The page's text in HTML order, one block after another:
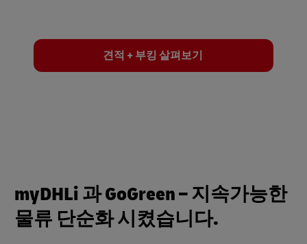
견적 + 부킹 살펴보기
myDHLi 과 GoGreen – 지속가능한
물류 단순화 시켰습니다.